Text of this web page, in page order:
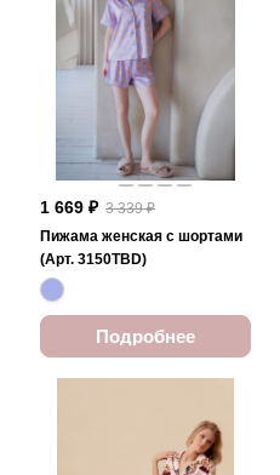
1 669 ₽ 3 339 ₽
Пижама женская с шортами
(Арт. 3150TBD)
Подробнее